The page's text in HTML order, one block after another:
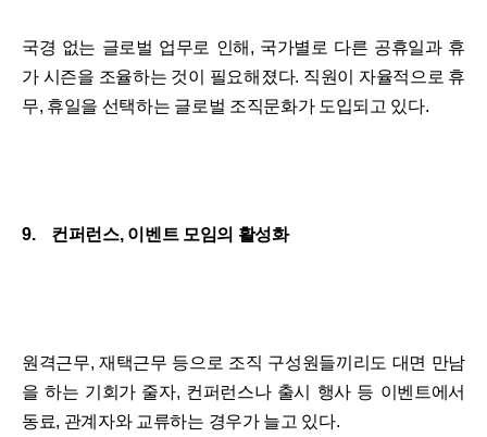
국경 없는 글로벌 업무로 인해, 국가별로 다른 공휴일과 휴
가 시즌을 조율하는 것이 필요해졌다. 직원이 자율적으로 휴
무, 휴일을 선택하는 글로벌 조직문화가 도입되고 있다.
9. 컨퍼런스, 이벤트 모임의 활성화
원격근무, 재택근무 등으로 조직 구성원들끼리도 대면 만남
을 하는 기회가 줄자, 컨퍼런스나 출시 행사 등 이벤트에서
동료, 관계자와 교류하는 경우가 늘고 있다.